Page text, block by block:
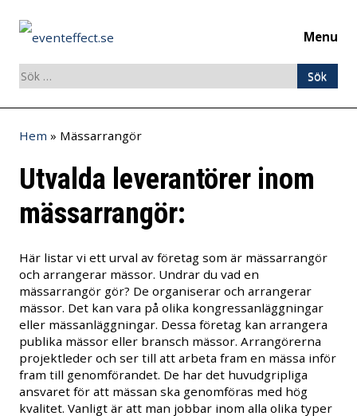
Menu
Sök
efter:
Skip
content
Hem » Mässarrangör
Utvalda leverantörer inom
mässarrangör:
Här listar vi ett urval av företag som är mässarrangör
och arrangerar mässor. Undrar du vad en
mässarrangör gör? De organiserar och arrangerar
mässor. Det kan vara på olika kongressanläggningar
eller mässanläggningar. Dessa företag kan arrangera
publika mässor eller bransch mässor. Arrangörerna
projektleder och ser till att arbeta fram en mässa inför
fram till genomförandet. De har det huvudgripliga
ansvaret för att mässan ska genomföras med hög
kvalitet. Vanligt är att man jobbar inom alla olika typer